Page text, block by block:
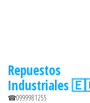
Repuestos
Industriales
☎0999981255